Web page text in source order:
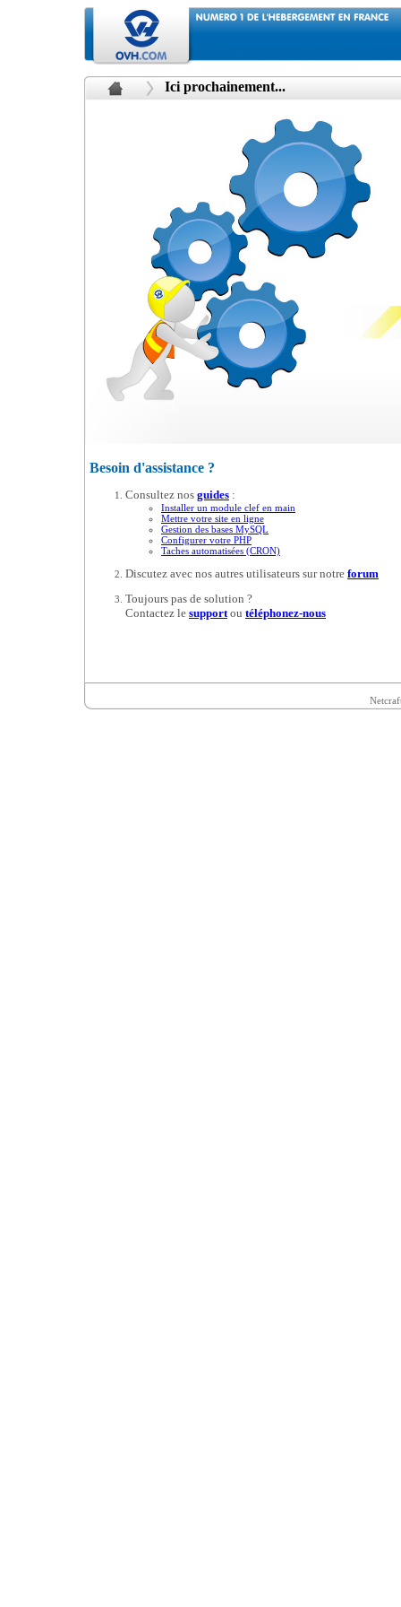
Ici prochainement...
Besoin d'assistance ?
Consultez nos guides :
Installer un module clef en main
Mettre votre site en ligne
Gestion des bases MySQL
Configurer votre PHP
Taches automatisées (CRON)
Discutez avec nos autres utilisateurs sur notre forum
Toujours pas de solution ?
Contactez le supportou téléphonez-nous